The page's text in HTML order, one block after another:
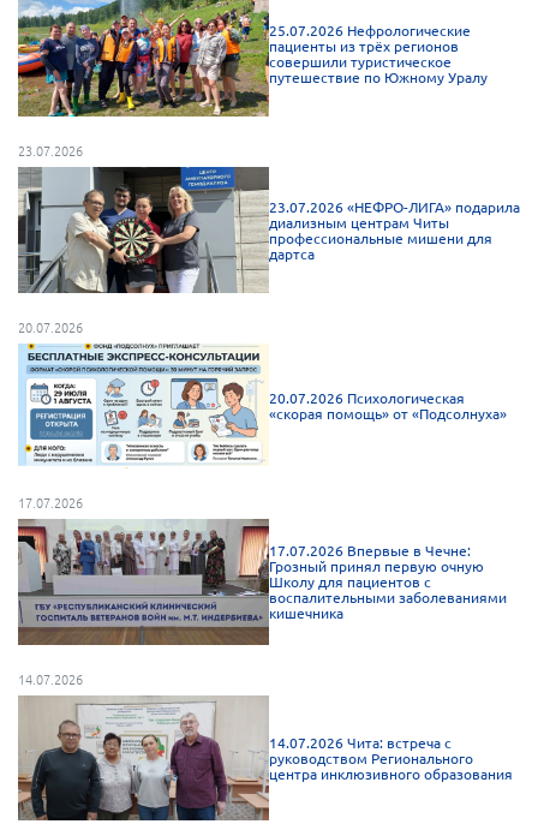
Калининградская область
Кемеровская область
Кировская область
Красноярский край
Липецкая область
Ленинградская область
г. Москва
Московская область
Мурманская область
Нижегородская область
Новгородская область
Новосибирская область
Омская область
Оренбургская область
Пензенская область
Республика Башкортостан
Республика Карелия
Республика Калмыкия
Республика Хакасия
Ростовская область
25.07.2026 Нефрологические
пациенты из трёх регионов
совершили туристическое
путешествие по Южному Уралу
23.07.2026
23.07.2026 «НЕФРО-ЛИГА» подарила
диализным центрам Читы
профессиональные мишени для
дартса
20.07.2026
20.07.2026 Психологическая
«скорая помощь» от «Подсолнуха»
17.07.2026
17.07.2026 Впервые в Чечне:
Грозный принял первую очную
Школу для пациентов с
воспалительными заболеваниями
кишечника
14.07.2026
14.07.2026 Чита: встреча с
руководством Регионального
центра инклюзивного образования